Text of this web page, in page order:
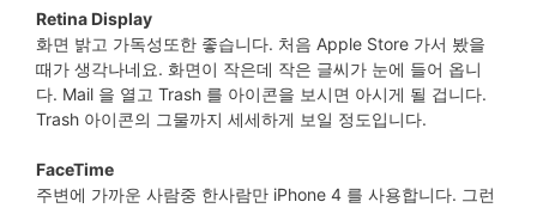
Retina Display
화면 밝고 가독성또한 좋습니다. 처음 Apple Store 가서 봤을
때가 생각나네요. 화면이 작은데 작은 글씨가 눈에 들어 옵니
다. Mail 을 열고 Trash 를 아이콘을 보시면 아시게 될 겁니다.
Trash 아이콘의 그물까지 세세하게 보일 정도입니다.
FaceTime
주변에 가까운 사람중 한사람만 iPhone 4 를 사용합니다. 그런